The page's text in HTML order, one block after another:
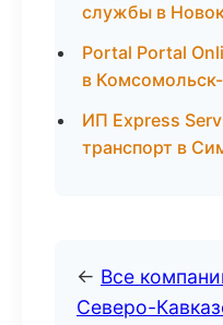
службы в
Portal Portal
в
ИП Express
транспорт в
← Все
Северо-